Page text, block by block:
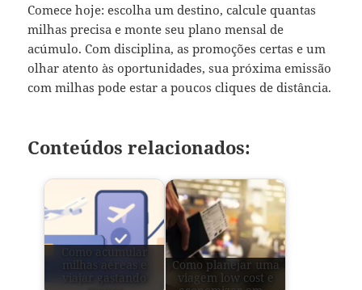
Comece hoje: escolha um destino, calcule quantas
milhas precisa e monte seu plano mensal de
acúmulo. Com disciplina, as promoções certas e um
olhar atento às oportunidades, sua próxima emissão
com milhas pode estar a poucos cliques de distância.
Conteúdos relacionados:
Como acumular
milhas aéreas e
Como planejar uma
viagem low cost e